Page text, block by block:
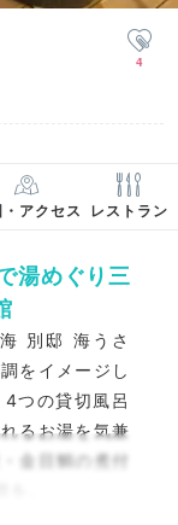
4
アクセス レストラン
湯めぐり三
別邸 海うさ
をイメージし
つの貸切風呂
るお湯を気兼
金目鯛の煮付
。